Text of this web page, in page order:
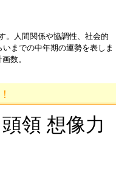
。人間関係や協調性、社会的
までの中年期の運勢を表しま
数。
！
領 想像力